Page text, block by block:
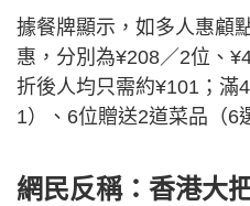
據餐牌顯示，如多人惠顧
惠，分別為¥208／2位、
折後人均只需約¥101；滿
1）、6位贈送2道菜品（6
網民反稱：香港大